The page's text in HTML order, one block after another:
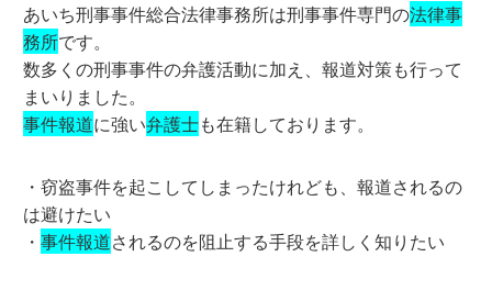
あいち刑事事件総合法律事務所は刑事事件専門の法律事
務所です。
数多くの刑事事件の弁護活動に加え、報道対策も行って
まいりました。
事件報道に強い弁護士も在籍しております。
・窃盗事件を起こしてしまったけれども、報道されるの
は避けたい
・事件報道されるのを阻止する手段を詳しく知りたい